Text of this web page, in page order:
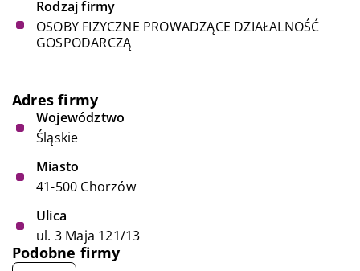
Rodzaj firmy
OSOBY FIZYCZNE PROWADZĄCE DZIAŁALNOŚĆ
GOSPODARCZĄ
Adres firmy
Województwo
Śląskie
Miasto
41-500 Chorzów
Ulica
ul. 3 Maja 121/13
Podobne firmy